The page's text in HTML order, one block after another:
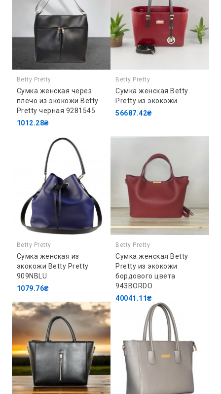
Betty Pretty
Сумка женская через
плечо из экокожи Betty
Pretty черная 9281545
1012.28₴
Betty Pretty
Сумка женская Betty
Pretty из экокожи
56687.42₴
Betty Pretty
Сумка женская из
экокожи Betty Pretty
909NBLU
1079.76₴
Betty Pretty
Сумка женская Betty
Pretty из экокожи
бордового цвета
943BORDO
40041.11₴